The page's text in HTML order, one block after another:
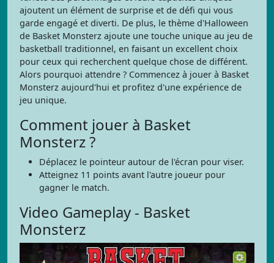
ajoutent un élément de surprise et de défi qui vous
garde engagé et diverti. De plus, le thème d'Halloween
de Basket Monsterz ajoute une touche unique au jeu de
basketball traditionnel, en faisant un excellent choix
pour ceux qui recherchent quelque chose de différent.
Alors pourquoi attendre ? Commencez à jouer à Basket
Monsterz aujourd'hui et profitez d'une expérience de
jeu unique.
Comment jouer à Basket
Monsterz ?
Déplacez le pointeur autour de l'écran pour viser.
Atteignez 11 points avant l'autre joueur pour
gagner le match.
Video Gameplay - Basket
Monsterz